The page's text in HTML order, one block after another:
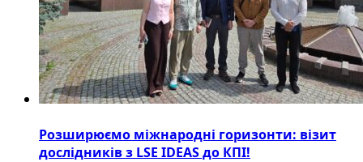
Розширюємо міжнародні горизонти: візит
дослідників з LSE IDEAS до КПІ!